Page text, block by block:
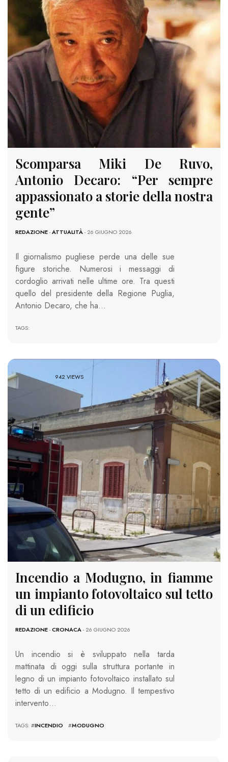
Scomparsa Miki De Ruvo,
Antonio Decaro: “Per sempre
appassionato a storie della nostra
gente”
REDAZIONE-ATTUALITÀ- 26 GIUGNO 2026
Il giornalismo pugliese perde una delle sue
figure storiche. Numerosi i messaggi di
cordoglio arrivati nelle ultime ore. Tra questi
quello del presidente della Regione Puglia,
Antonio Decaro, che ha…
TAGS:
942 VIEWS
Incendio a Modugno, in fiamme
un impianto fotovoltaico sul tetto
di un edificio
REDAZIONE-CRONACA- 26 GIUGNO 2026
Un incendio si è sviluppato nella tarda
mattinata di oggi sulla struttura portante in
legno di un impianto fotovoltaico installato sul
tetto di un edificio a Modugno. Il tempestivo
intervento…
TAGS: #INCENDIO #MODUGNO